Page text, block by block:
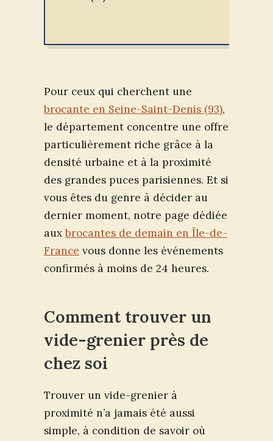
Pour ceux qui cherchent une
brocante en Seine-Saint-Denis (93),
le département concentre une offre
particulièrement riche grâce à la
densité urbaine et à la proximité
des grandes puces parisiennes. Et si
vous êtes du genre à décider au
dernier moment, notre page dédiée
aux brocantes de demain en Île-de-
France vous donne les événements
confirmés à moins de 24 heures.
Comment trouver un
vide-grenier près de
chez soi
Trouver un vide-grenier à
proximité n’a jamais été aussi
simple, à condition de savoir où